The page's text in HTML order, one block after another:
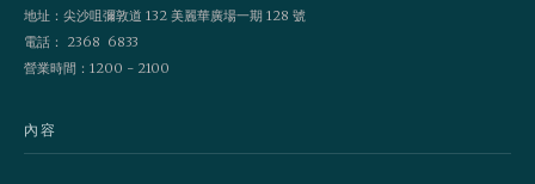
地址：尖沙咀彌敦道 132 美麗華廣場一期 128 號
電話： 2368 6833
營業時間：1200 - 2100
內容